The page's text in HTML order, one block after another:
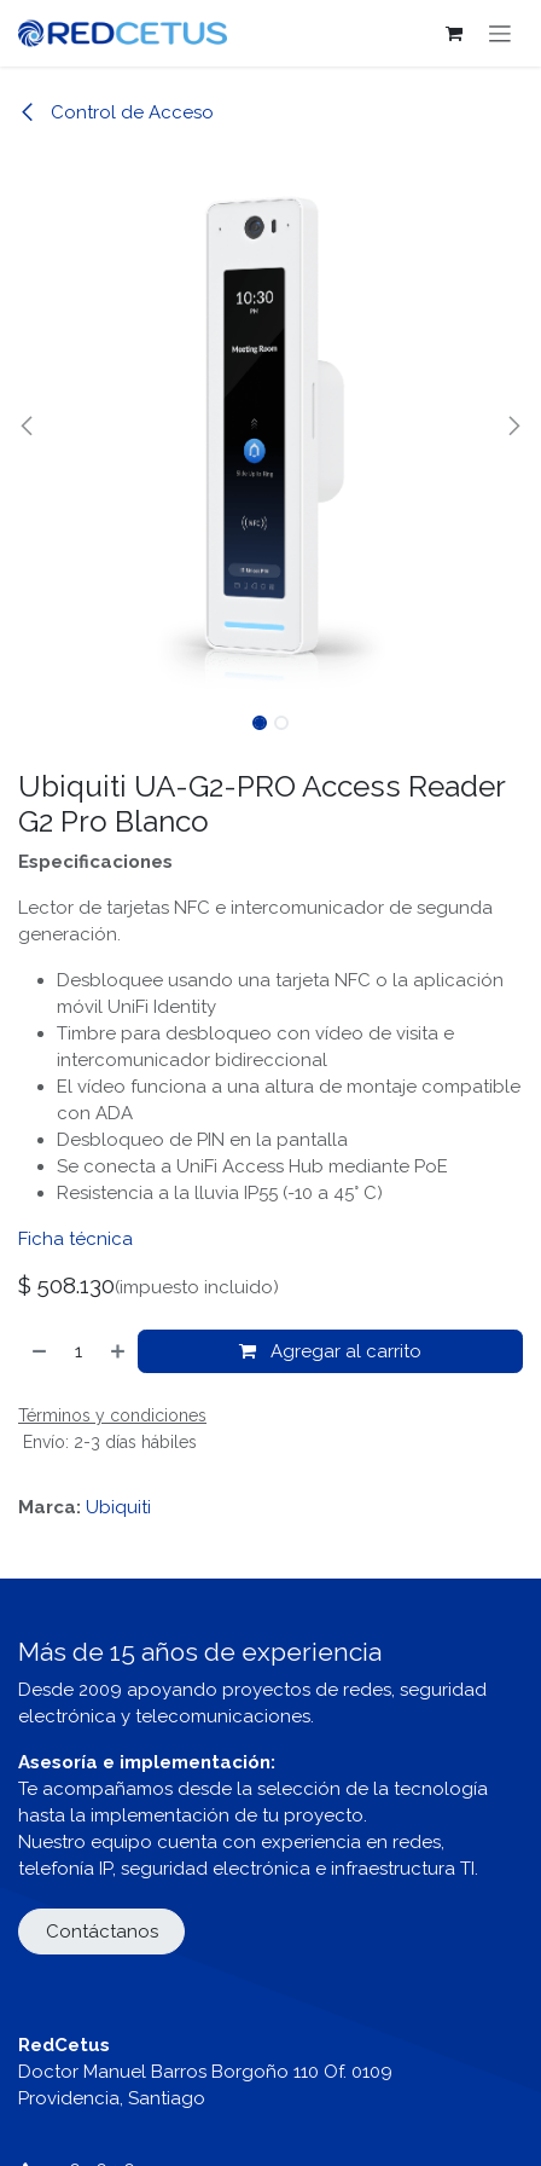
Control de Acceso
Ubiquiti UA-G2-PRO Access Reader
G2 Pro Blanco
Especificaciones
Lector de tarjetas NFC e intercomunicador de segunda
generación.
Desbloquee usando una tarjeta NFC o la aplicación
móvil UniFi Identity
Timbre para desbloqueo con vídeo de visita e
intercomunicador bidireccional
El vídeo funciona a una altura de montaje compatible
con ADA
Desbloqueo de PIN en la pantalla
Se conecta a UniFi Access Hub mediante PoE
Resistencia a la lluvia IP55 (-10 a 45° C)
Ficha técnica
$ 508.130(impuesto incluido)
Agregar al carrito
Términos y condiciones
Envío: 2-3 días hábiles
Marca: Ubiquiti
Más de 15 años de experiencia
Desde 2009 apoyando proyectos de redes, seguridad
electrónica y telecomunicaciones.
Asesoría e implementación:
Te acompañamos desde la selección de la tecnología
hasta la implementación de tu proyecto.
Nuestro equipo cuenta con experiencia en redes,
telefonía IP, seguridad electrónica e infraestructura TI.
Contáctanos
RedCetus
Doctor Manuel Barros Borgoño 110 Of. 0109
Providencia, Santiago